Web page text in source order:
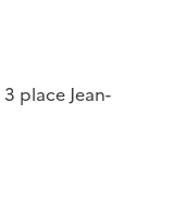
3 place Jean-